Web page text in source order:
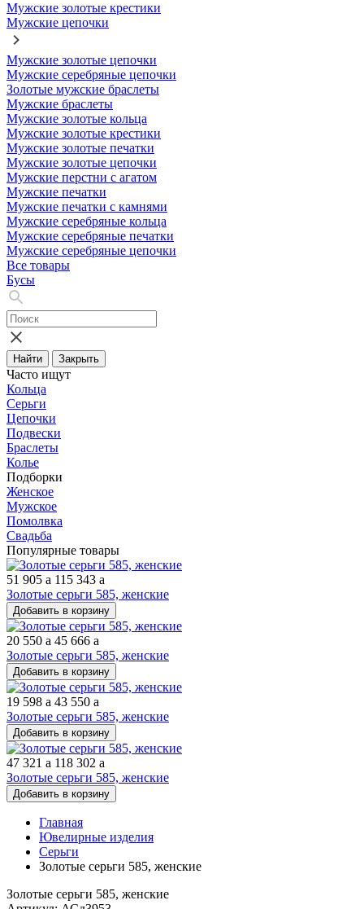
Мужские золотые крестики
Мужские цепочки
Мужские золотые цепочки
Мужские серебряные цепочки
Золотые мужские браслеты
Мужские браслеты
Мужские золотые кольца
Мужские золотые крестики
Мужские золотые печатки
Мужские золотые цепочки
Мужские перстни с агатом
Мужские печатки
Мужские печатки с камнями
Мужские серебряные кольца
Мужские серебряные печатки
Мужские серебряные цепочки
Все товары
Бусы
Найти Закрыть
Часто ищут
Кольца
Серьги
Цепочки
Подвески
Браслеты
Колье
Подборки
Женское
Мужское
Помолвка
Свадьба
Популярные товары
51 905 a 115 343 a
Золотые серьги 585, женские
Добавить в корзину
20 550 a 45 666 a
Золотые серьги 585, женские
Добавить в корзину
19 598 a 43 550 a
Золотые серьги 585, женские
Добавить в корзину
47 321 a 118 302 a
Золотые серьги 585, женские
Добавить в корзину
Главная
Ювелирные изделия
Серьги
Золотые серьги 585, женские
Золотые серьги 585, женские